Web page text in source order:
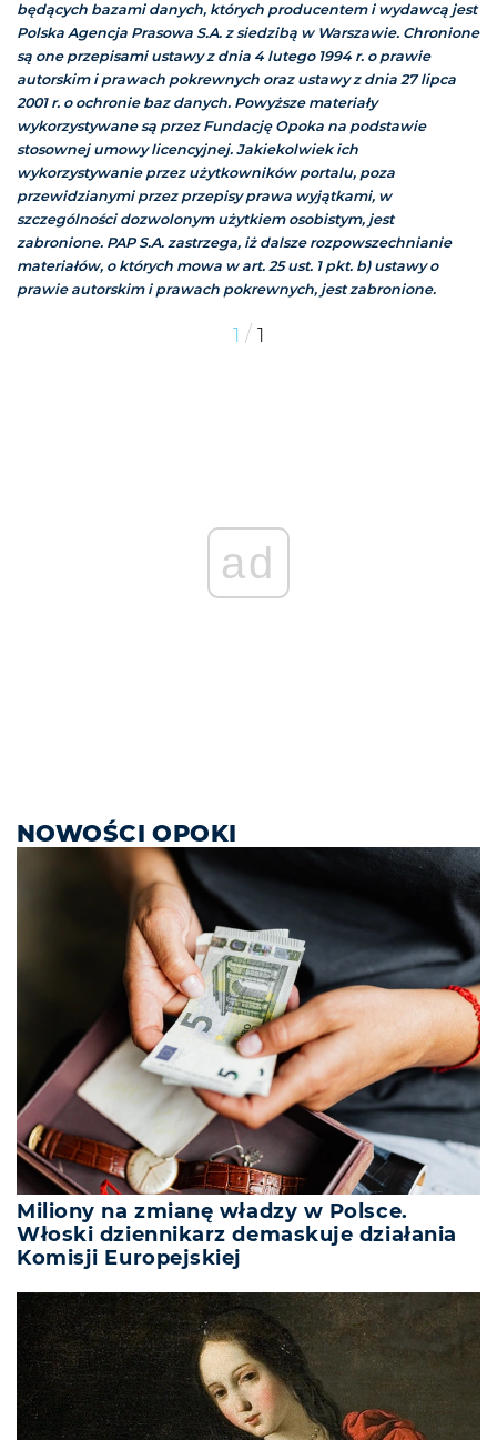
będących bazami danych, których producentem i wydawcą jest
Polska Agencja Prasowa S.A. z siedzibą w Warszawie. Chronione
są one przepisami ustawy z dnia 4 lutego 1994 r. o prawie
autorskim i prawach pokrewnych oraz ustawy z dnia 27 lipca
2001 r. o ochronie baz danych. Powyższe materiały
wykorzystywane są przez Fundację Opoka na podstawie
stosownej umowy licencyjnej. Jakiekolwiek ich
wykorzystywanie przez użytkowników portalu, poza
przewidzianymi przez przepisy prawa wyjątkami, w
szczególności dozwolonym użytkiem osobistym, jest
zabronione. PAP S.A. zastrzega, iż dalsze rozpowszechnianie
materiałów, o których mowa w art. 25 ust. 1 pkt. b) ustawy o
prawie autorskim i prawach pokrewnych, jest zabronione.
1 / 1
ad
NOWOŚCI OPOKI
Miliony na zmianę władzy w Polsce.
Włoski dziennikarz demaskuje działania
Komisji Europejskiej